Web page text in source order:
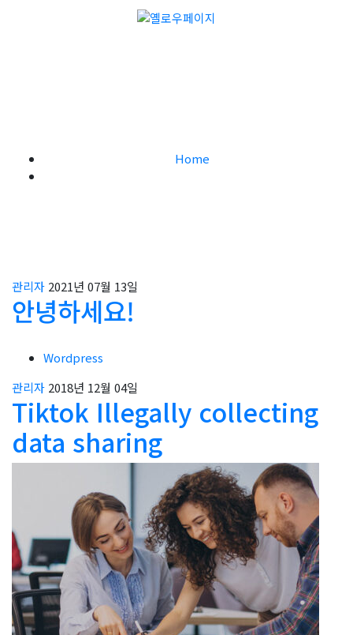
Home
관리자 2021년 07월 13일
안녕하세요!
Wordpress
관리자 2018년 12월 04일
Tiktok Illegally collecting
data sharing